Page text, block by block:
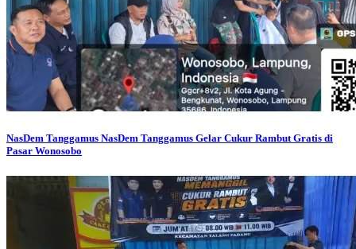
NasDem Tanggamus NasDem Tanggamus Gelar Cukur Rambut Gratis di
Pasar Wonosobo